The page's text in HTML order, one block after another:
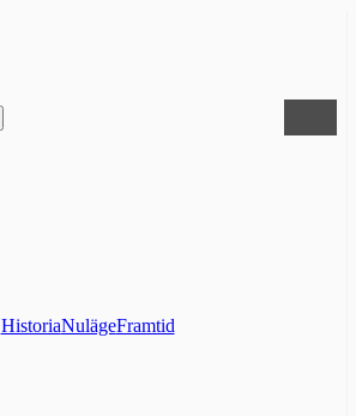
HistoriaNulägeFramtid